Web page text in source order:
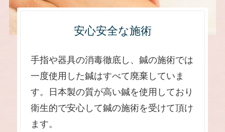
安心安全な施術
手指や器具の消毒徹底し、鍼の施術では
一度使用した鍼はすべて廃棄していま
す。日本製の質が高い鍼を使用しており
衛生的で安心して鍼の施術を受けて頂け
ます。